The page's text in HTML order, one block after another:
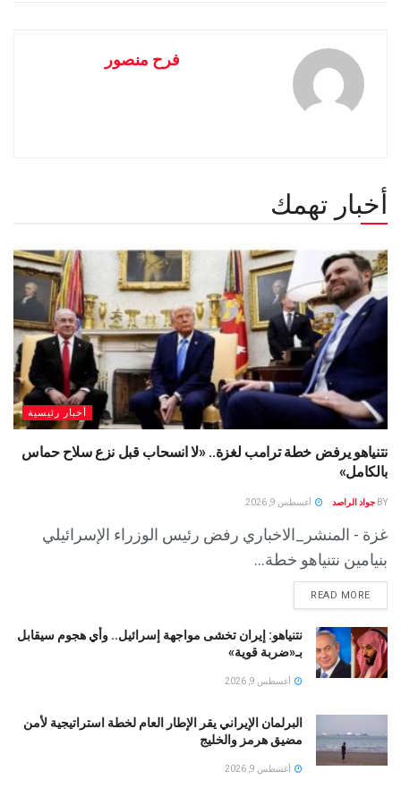
فرح منصور
أخبار تهمك
أخبار رئيسية
نتنياهو يرفض خطة ترامب لغزة.. «لا انسحاب قبل نزع سلاح حماس
بالكامل»
BY جواد الراصد أغسطس 9, 2026
غزة - المنشر_الاخباري رفض رئيس الوزراء الإسرائيلي
بنيامين نتنياهو خطة...
READ MORE
نتنياهو: إيران تخشى مواجهة إسرائيل.. وأي هجوم سيقابل
بـ«ضربة قوية»
أغسطس 9, 2026
البرلمان الإيراني يقر الإطار العام لخطة استراتيجية لأمن
مضيق هرمز والخليج
أغسطس 9, 2026